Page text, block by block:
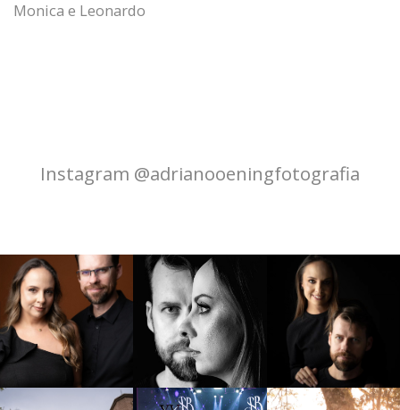
Monica e Leonardo
Instagram @adrianooeningfotografia